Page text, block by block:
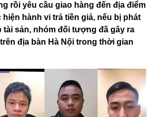
rồi yêu cầu giao hàng đến địa điểm
hành vi trả tiền giả, nếu bị phát
tài sản, nhóm đối tượng đã gây ra
địa bàn Hà Nội trong thời gian